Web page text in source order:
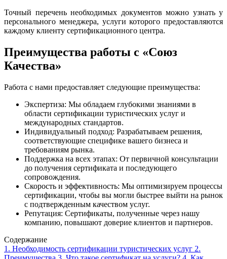
Точный перечень необходимых документов можно узнать у
персонального менеджера, услуги которого предоставляются
каждому клиенту сертификационного центра.
Преимущества работы с «Союз
Качества»
Работа с нами предоставляет следующие преимущества:
Экспертиза: Мы обладаем глубокими знаниями в
области сертификации туристических услуг и
международных стандартов.
Индивидуальный подход: Разрабатываем решения,
соответствующие специфике вашего бизнеса и
требованиям рынка.
Поддержка на всех этапах: От первичной консультации
до получения сертификата и последующего
сопровождения.
Скорость и эффективность: Мы оптимизируем процессы
сертификации, чтобы вы могли быстрее выйти на рынок
с подтвержденным качеством услуг.
Репутация: Сертификаты, полученные через нашу
компанию, повышают доверие клиентов и партнеров.
Содержание
1. Необходимость сертификации туристических услуг 2.